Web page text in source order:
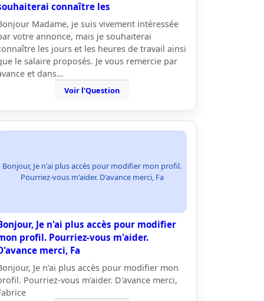
connaître les
Madame, je suis vivement intéressée
votre annonce, mais je souhaiterai
les jours et les heures de travail ainsi
le salaire proposés. Je vous remercie par
et dans…
Voir l'Question
Bonjour, Je n'ai plus accès pour modifier mon profil.
Pourriez-vous m'aider. D'avance merci, Fa
Je n'ai plus accès pour modifier
profil. Pourriez-vous m'aider.
merci, Fa
Je n'ai plus accès pour modifier mon
Pourriez-vous m'aider. D'avance merci,